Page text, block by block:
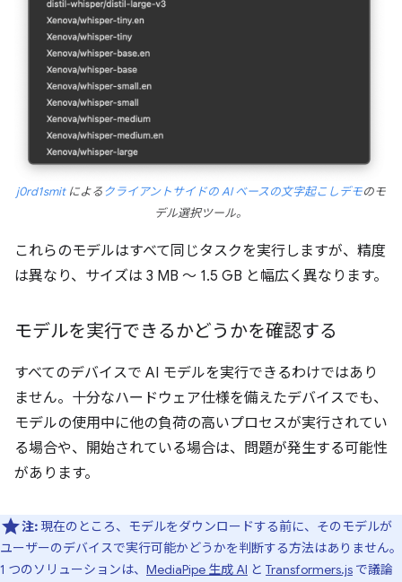
j0rd1smitによる クライアントサイドの AI ベースの文字起こしデモのモ
デル選択ツール。
これらのモデルはすべて同じタスクを実行しますが、精度
は異なり、サイズは 3 MB ～ 1.5 GB と幅広く異なります。
モデルを実行できるかどうかを確認する
すべてのデバイスで AI モデルを実行できるわけではあり
ません。十分なハードウェア仕様を備えたデバイスでも、
モデルの使用中に他の負荷の高いプロセスが実行されてい
る場合や、開始されている場合は、問題が発生する可能性
があります。
注: 現在のところ、モデルをダウンロードする前に、そのモデルが
ユーザーのデバイスで実行可能かどうかを判断する方法はありません。
1 つのソリューションは、 MediaPipe 生成 AI と Transformers.js で議論